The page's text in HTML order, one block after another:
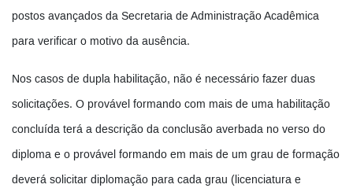
postos avançados da Secretaria de Administração Acadêmica
para verificar o motivo da ausência.
Nos casos de dupla habilitação, não é necessário fazer duas
solicitações. O provável formando com mais de uma habilitação
concluída terá a descrição da conclusão averbada no verso do
diploma e o provável formando em mais de um grau de formação
deverá solicitar diplomação para cada grau (licenciatura e